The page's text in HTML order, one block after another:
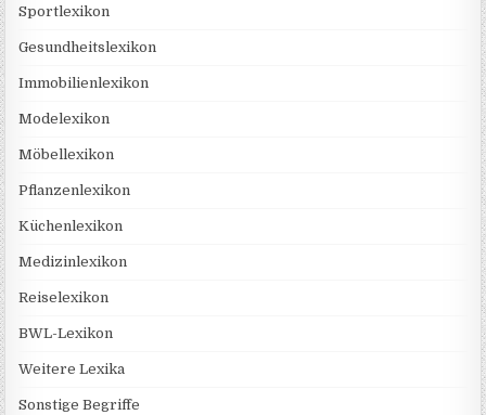
Sportlexikon
Gesundheitslexikon
Immobilienlexikon
Modelexikon
Möbellexikon
Pflanzenlexikon
Küchenlexikon
Medizinlexikon
Reiselexikon
BWL-Lexikon
Weitere Lexika
Sonstige Begriffe